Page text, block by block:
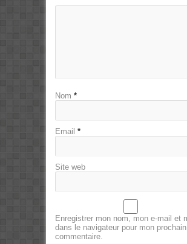
Nom *
Email *
Site web
Enregistrer mon nom, mon e-mail et
dans le navigateur pour mon prochain
commentaire.